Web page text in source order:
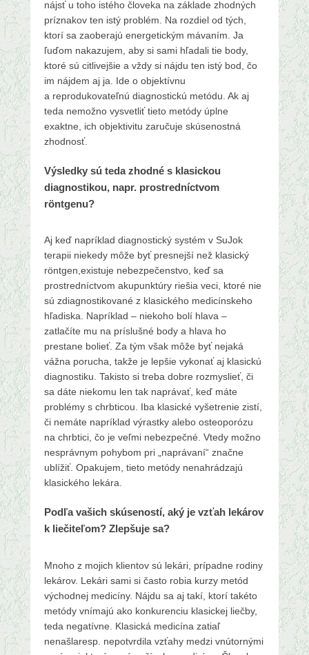
nájsť u toho istého človeka na základe zhodných
príznakov ten istý problém. Na rozdiel od tých,
ktorí sa zaoberajú energetickým mávaním. Ja
ľuďom nakazujem, aby si sami hľadali tie body,
ktoré sú citlivejšie a vždy si nájdu ten istý bod, čo
im nájdem aj ja. Ide o objektívnu
a reprodukovateľnú diagnostickú metódu. Ak aj
teda nemožno vysvetliť tieto metódy úplne
exaktne, ich objektivitu zaručuje skúsenostná
zhodnosť.
Výsledky sú teda zhodné s klasickou
diagnostikou, napr. prostredníctvom
röntgenu?
Aj keď napríklad diagnostický systém v SuJok
terapii niekedy môže byť presnejší než klasický
röntgen,existuje nebezpečenstvo, keď sa
prostredníctvom akupunktúry riešia veci, ktoré nie
sú zdiagnostikované z klasického medicínskeho
hľadiska. Napríklad – niekoho bolí hlava –
zatlačíte mu na príslušné body a hlava ho
prestane bolieť. Za tým však môže byť nejaká
vážna porucha, takže je lepšie vykonať aj klasickú
diagnostiku. Takisto si treba dobre rozmyslieť, či
sa dáte niekomu len tak naprávať, keď máte
problémy s chrbticou. Iba klasické vyšetrenie zistí,
či nemáte napríklad výrastky alebo osteoporózu
na chrbtici, čo je veľmi nebezpečné. Vtedy možno
nesprávnym pohybom pri „naprávaní“ značne
ublížiť. Opakujem, tieto metódy nenahrádzajú
klasického lekára.
Podľa vašich skúseností, aký je vzťah lekárov
k liečiteľom? Zlepšuje sa?
Mnoho z mojich klientov sú lekári, prípadne rodiny
lekárov. Lekári sami si často robia kurzy metód
východnej medicíny. Nájdu sa aj takí, ktorí takéto
metódy vnímajú ako konkurenciu klasickej liečby,
teda negatívne. Klasická medicína zatiaľ
nenašlaresp. nepotvrdila vzťahy medzi vnútornými